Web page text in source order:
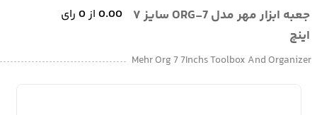
جعبه ابزار مهر مدل ORG-7 سایز ۷
اینچ
0.00 از0 رای
Mehr Org 7 7Inchs Toolbox And Organizer